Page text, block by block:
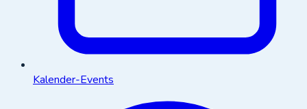
Kalender-Events